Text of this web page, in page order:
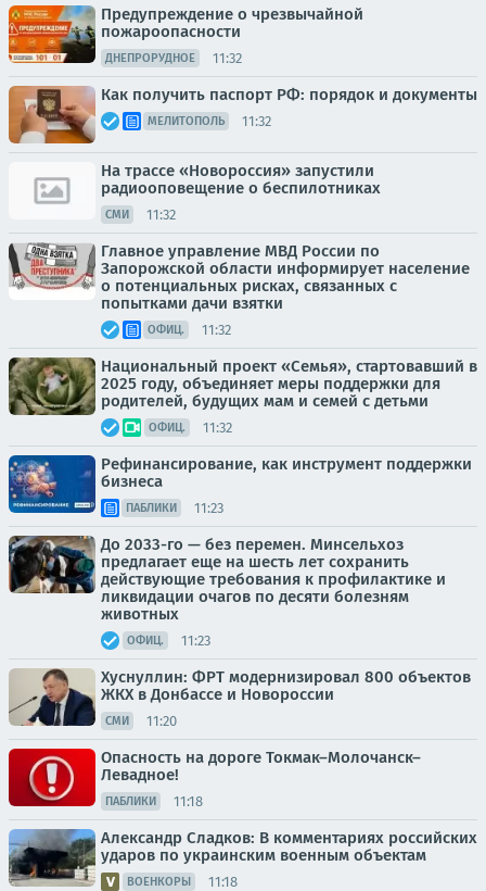
Предупреждение о чрезвычайной
пожароопасности
ДНЕПРОРУДНОЕ 11:32
Как получить паспорт РФ: порядок и документы
МЕЛИТОПОЛЬ 11:32
На трассе «Новороссия» запустили
радиооповещение о беспилотниках
СМИ 11:32
Главное управление МВД России по
Запорожской области информирует население
о потенциальных рисках, связанных с
попытками дачи взятки
ОФИЦ. 11:32
Национальный проект «Семья», стартовавший в
2025 году, объединяет меры поддержки для
родителей, будущих мам и семей с детьми
ОФИЦ. 11:32
Рефинансирование, как инструмент поддержки
бизнеса
ПАБЛИКИ 11:23
До 2033-го — без перемен. Минсельхоз
предлагает еще на шесть лет сохранить
действующие требования к профилактике и
ликвидации очагов по десяти болезням
животных
ОФИЦ. 11:23
Хуснуллин: ФРТ модернизировал 800 объектов
ЖКХ в Донбассе и Новороссии
СМИ 11:20
Опасность на дороге Токмак–Молочанск–
Левадное!
ПАБЛИКИ 11:18
Александр Сладков: В комментариях российских
ударов по украинским военным объектам
ВОЕНКОРЫ 11:18